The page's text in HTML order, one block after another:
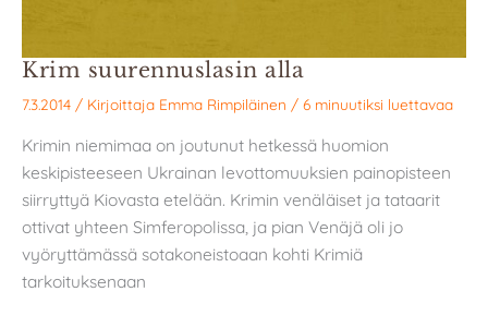
Krim suurennuslasin alla
7.3.2014 / Kirjoittaja Emma Rimpiläinen / 6 minuutiksi luettavaa
Krimin niemimaa on joutunut hetkessä huomion
keskipisteeseen Ukrainan levottomuuksien painopisteen
siirryttyä Kiovasta etelään. Krimin venäläiset ja tataarit
ottivat yhteen Simferopolissa, ja pian Venäjä oli jo
vyöryttämässä sotakoneistoaan kohti Krimiä
tarkoituksenaan